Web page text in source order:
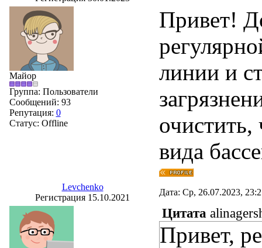
Майор
Группа: Пользователи
Сообщений: 93
Репутация: 0
Статус: Offline
Привет!
линии и
очистить,
вида
Levchenko
Регистрация 15.10.2021
Дата: Ср, 26.07.2023,
Цитата
Привет,